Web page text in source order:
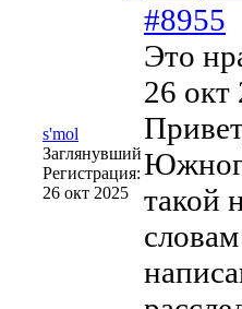
s'mol
Заглянувший
Регистрация:
26 окт 2025
#8955
Это
26 окт
такой